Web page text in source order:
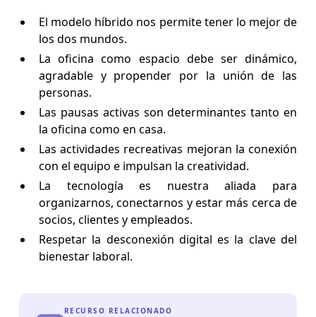
El modelo híbrido nos permite tener lo mejor de
los dos mundos.
La oficina como espacio debe ser dinámico,
agradable y propender por la unión de las
personas.
Las pausas activas son determinantes tanto en
la oficina como en casa.
Las actividades recreativas mejoran la conexión
con el equipo e impulsan la creatividad.
La tecnología es nuestra aliada para
organizarnos, conectarnos y estar más cerca de
socios, clientes y empleados.
Respetar la desconexión digital es la clave del
bienestar laboral.
RECURSO RELACIONADO